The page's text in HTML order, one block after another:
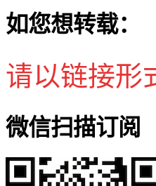
如您想转载：
请以链接形
微信扫描订阅